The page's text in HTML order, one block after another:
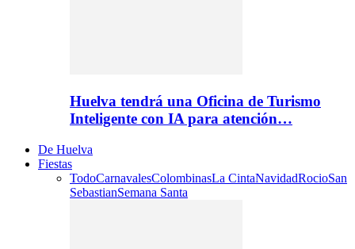
Huelva tendrá una Oficina de Turismo
Inteligente con IA para atención…
De Huelva
Fiestas
TodoCarnavalesColombinasLa CintaNavidadRocioSan
SebastianSemana Santa